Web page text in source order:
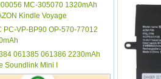
MC-305070 1320mAh
Kindle Voyage
PC-VP-BP90 OP-570-77012
061385 061386 2230mAh
Soundlink Mini I